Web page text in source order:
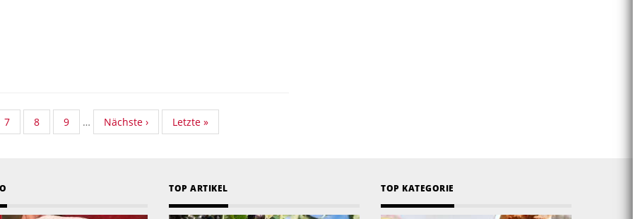
Standard
Taxonomy
7
Standard
Taxonomy
8
Standard
Taxonomy
9 …
Nächste
Seite
Nächste ›
Last
page
Letzte »
TOP ARTIKEL TOP KATEGORIE